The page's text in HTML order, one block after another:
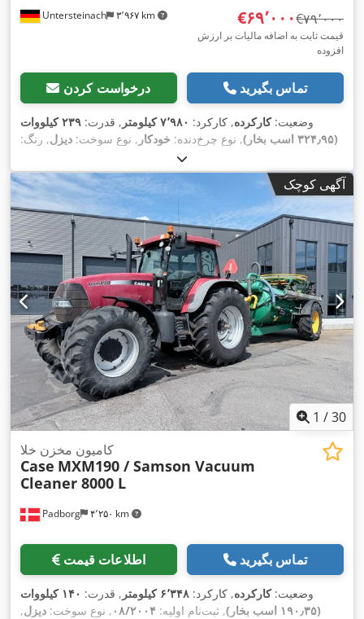
Untersteinach ۳٬۹۶۷ km ‎€۶۹٬۰۰۰ ‎€۷۹٬۰۰۰
قیمت ثابت به اضافه مالیات بر ارزش
افزوده
درخواست کردن تماس بگیرید
وضعیت:کارکرده, کارکرد: ۷٬۹۸۰ کیلومتر , قدرت:
۲۳۹ کیلووات
(۳۲۴٫۹۵ اسب بخار)
, نوع چرخ‌دنده: خودکار , نوع سوخت: دیزل, رنگ:
, سال ساخت:
مطبوع,
آگهی کوچک
1 /30
Padborg ۴٬۲۵۰ km
کامیون مخزن خلا
Case MXM190 / Samson Vacuum
Cleaner 8000 L
اطلاعات قیمت تماس بگیرید
وضعیت:کارکرده, کارکرد: ۶٬۳۴۸ کیلومتر , قدرت:
۱۴۰ کیلووات
(۱۹۰٫۳۵ اسب بخار)
, ثبت‌نام اولیه: ۰۸/۲۰۰۴ , نوع سوخت: دیزل,